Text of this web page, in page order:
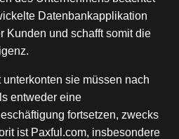
Datenbankapplikation
Kunden und schafft somit die
sie müssen nach
entweder eine
fortsetzen, zwecks
ist Paxful.com, insbesondere